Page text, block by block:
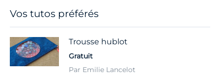
Vos tutos préférés
Trousse hublot
Gratuit
Par Emilie Lancelot